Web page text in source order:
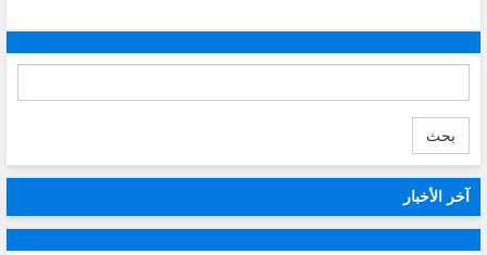
بحث
آخر الأخبار